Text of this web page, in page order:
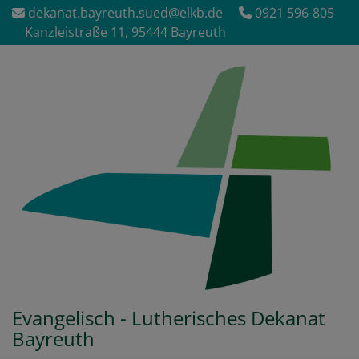
Direkt
zum
Inhalt
dekanat.bayreuth.sued@elkb.de
0921 596-805
Kanzleistraße 11, 95444 Bayreuth
Evangelisch - Lutherisches Dekanat
Bayreuth